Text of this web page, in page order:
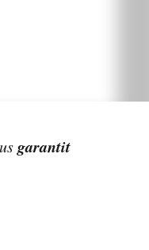
garantit